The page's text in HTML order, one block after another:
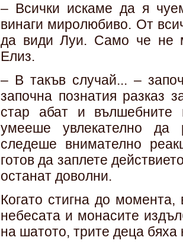
– Всички искаме да я
винаги миролюбиво. От
да види Луи. Само че не
Елиз.
– В такъв случай... –
започна познатия разказ
стар абат и вълшебните
умееше увлекателно да
следеше внимателно
готов да заплете
останат доволни.
Когато стигна до момента,
небесата и монасите
на шатото, трите деца бяха